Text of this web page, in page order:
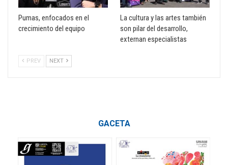
Pumas, enfocados en el
crecimiento del equipo
La cultura y las artes también
son pilar del desarrollo,
externan especialistas
PREV NEXT
GACETA